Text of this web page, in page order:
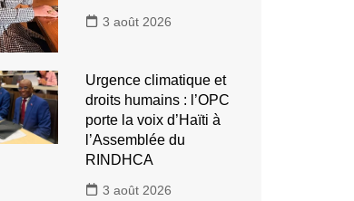
3 août 2026
Urgence climatique et
droits humains : l’OPC
porte la voix d’Haïti à
l’Assemblée du
RINDHCA
3 août 2026